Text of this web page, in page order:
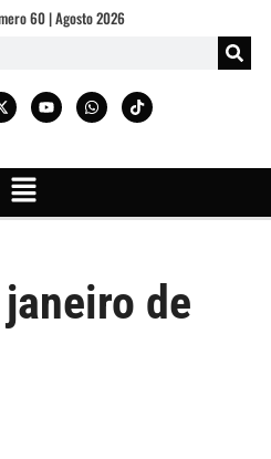
60 | Agosto 2026
de